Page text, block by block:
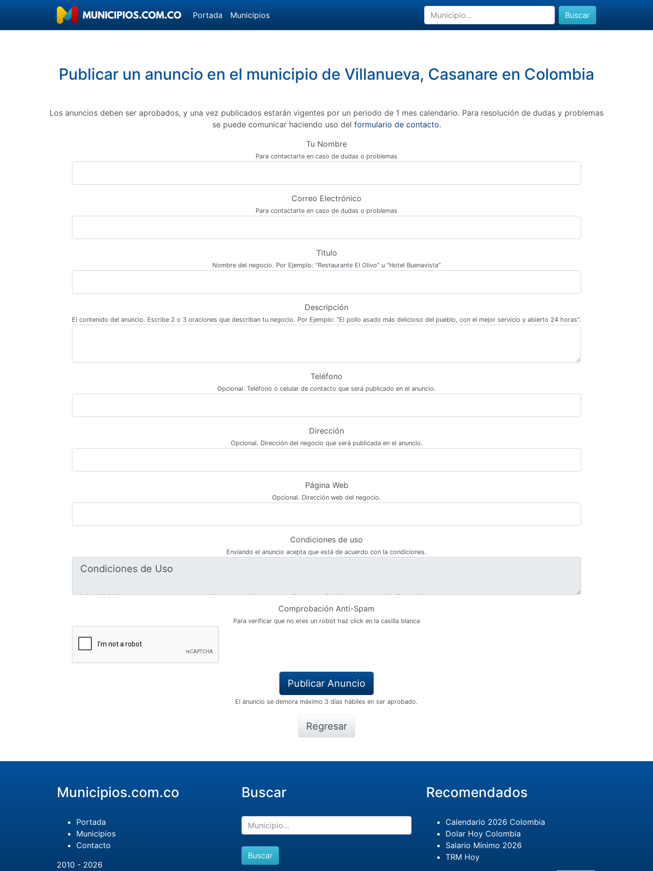
Portada Municipios Buscar
Publicar un anuncio en el municipio de Villanueva, Casanare en Colombia
Los anuncios deben ser aprobados, y una vez publicados estarán vigentes por un periodo de 1 mes calendario. Para resolución de dudas y problemas
se puede comunicar haciendo uso del formulario de contacto.
Tu Nombre
Para contactarte en caso de dudas o problemas
Correo Electrónico
Para contactarte en caso de dudas o problemas
Titulo
Nombre del negocio. Por Ejemplo: "Restaurante El Olivo" u "Hotel Buenavista"
Descripción
El contenido del anuncio. Escribe 2 o 3 oraciones que describan tu negocio. Por Ejemplo: "El pollo asado más delicioso del pueblo, con el mejor servicio y abierto 24 horas".
Teléfono
Opcional. Teléfono o celular de contacto que será publicado en el anuncio.
Dirección
Opcional. Dirección del negocio que será publicada en el anuncio.
Página Web
Opcional. Dirección web del negocio.
Condiciones de uso
Enviando el anuncio acepta que está de acuerdo con la condiciones.
Comprobación Anti-Spam
Para verificar que no eres un robot haz click en la casilla blanca
El anuncio se demora máximo 3 días hábiles en ser aprobado.
Regresar
Municipios.com.co
Portada
Municipios
Contacto
2010 - 2026
Buscar
Buscar
Recomendados
Calendario 2026 Colombia
Dolar Hoy Colombia
Salario Mínimo 2026
TRM Hoy